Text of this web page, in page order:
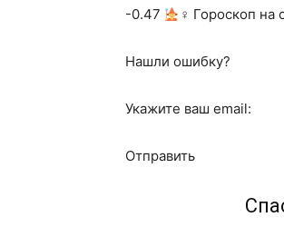
-0.47
‍♀ Гороскоп на
Нашли ошибку?
Укажите ваш email:
Отправить